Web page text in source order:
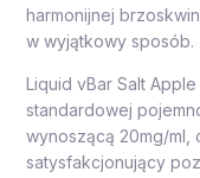
harmonijnej
w wyjątkowy sposób.
Liquid vBar Salt
standardowej
wynoszącą 20mg/ml,
satysfakcjonujący